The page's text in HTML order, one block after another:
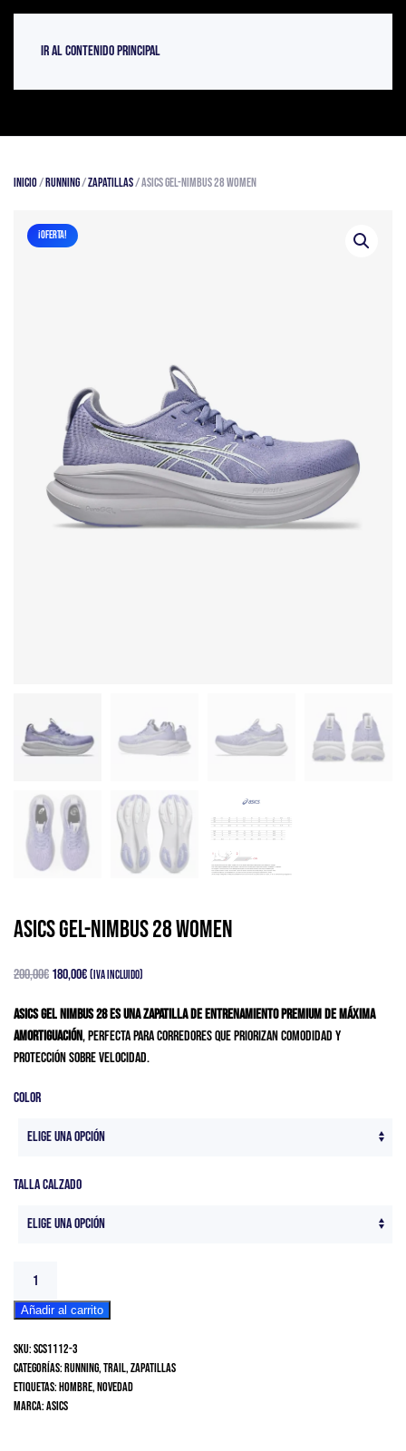
Ir al contenido principal
Inicio/Running/Zapatillas/ Asics GEL-NIMBUS 28 Women
¡OFERTA!
Asics GEL-NIMBUS 28 Women
200,00€ El
original
era:
200,00€.
180,00€El
actual
es:
180,00€.
(IVA Incluido)
ASICS Gel Nimbus 28 es una zapatilla de entrenamiento premium de máxima
amortiguación, perfecta para corredores que priorizan comodidad y
protección sobre velocidad.
Color
Talla Calzado
Asics
NIMBUS
Women
cantidad
Añadir al carrito
SKU:SCS1112-3
Categorías:Running,Trail,Zapatillas
Etiquetas:Hombre,Novedad
Marca:Asics